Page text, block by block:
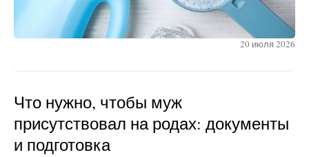
20 июля 2026
Что нужно, чтобы муж
присутствовал на родах: документы
и подготовка